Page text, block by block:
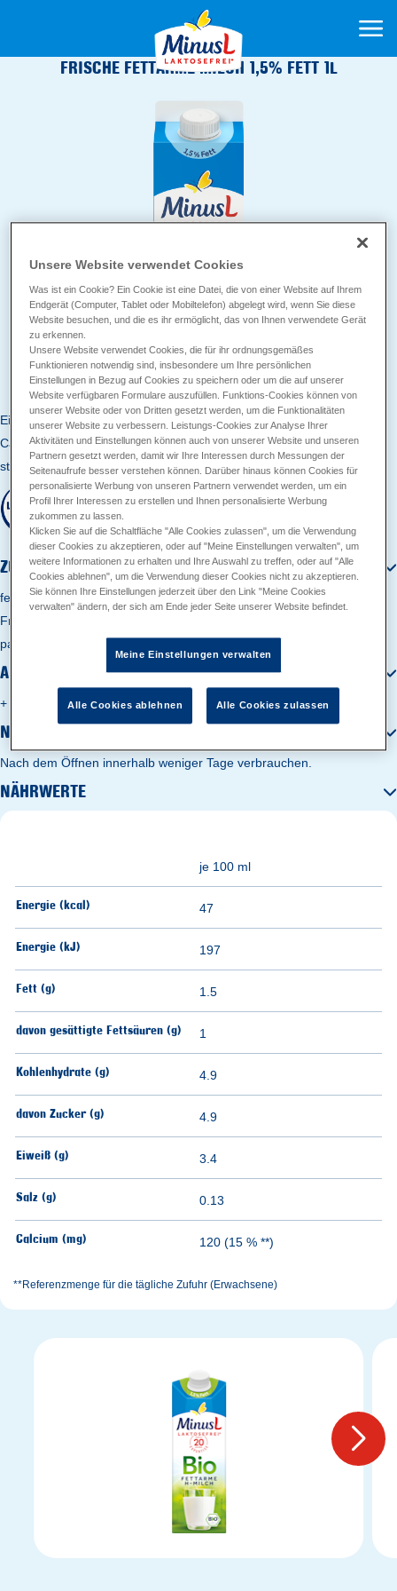
FRISCHE FETTARME MILCH 1,5% FETT 1L
Ein frisches Glas Milch, fürs Müsli oder cremigen Milchschaum im
Cappuccino: Mit der fettarmen, laktosefreien MinusL Frischmilch
startest du perfekt in den Tag.
ZUTATEN
fettarme MILCH, Laktase
Frische laktosefreie* fettarme MILCH, 1,5 % Fett, länger haltbar,
pasteurisiert (hocherhitzt), homogenisiert, * Laktose < 0,1 g / 100 g
AUFBEWAHRUNGSANWEISUNG
+ 2 °C bis + 8 °C
NUTZUNGSHINWEISE
Nach dem Öffnen innerhalb weniger Tage verbrauchen.
NÄHRWERTE
je 100 ml
Energie (kcal) 47
Energie (kJ) 197
Fett (g) 1.5
davon gesättigte Fettsäuren (g) 1
Kohlenhydrate (g) 4.9
davon Zucker (g) 4.9
Eiweiß (g) 3.4
Salz (g) 0.13
Calcium (mg) 120 (15 % **)
**Referenzmenge für die tägliche Zufuhr (Erwachsene)
Unsere Website verwendet Cookies
Was ist ein Cookie? Ein Cookie ist eine Datei, die von einer Website auf Ihrem
Endgerät (Computer, Tablet oder Mobiltelefon) abgelegt wird, wenn Sie diese
Website besuchen, und die es ihr ermöglicht, das von Ihnen verwendete Gerät
zu erkennen.
Unsere Website verwendet Cookies, die für ihr ordnungsgemäßes
Funktionieren notwendig sind, insbesondere um Ihre persönlichen
Einstellungen in Bezug auf Cookies zu speichern oder um die auf unserer
Website verfügbaren Formulare auszufüllen. Funktions-Cookies können von
unserer Website oder von Dritten gesetzt werden, um die Funktionalitäten
unserer Website zu verbessern. Leistungs-Cookies zur Analyse Ihrer
Aktivitäten und Einstellungen können auch von unserer Website und unseren
Partnern gesetzt werden, damit wir Ihre Interessen durch Messungen der
Seitenaufrufe besser verstehen können. Darüber hinaus können Cookies für
personalisierte Werbung von unseren Partnern verwendet werden, um ein
Profil Ihrer Interessen zu erstellen und Ihnen personalisierte Werbung
zukommen zu lassen.
Klicken Sie auf die Schaltfläche "Alle Cookies zulassen", um die Verwendung
dieser Cookies zu akzeptieren, oder auf "Meine Einstellungen verwalten", um
weitere Informationen zu erhalten und Ihre Auswahl zu treffen, oder auf "Alle
Cookies ablehnen", um die Verwendung dieser Cookies nicht zu akzeptieren.
Sie können Ihre Einstellungen jederzeit über den Link "Meine Cookies
verwalten" ändern, der sich am Ende jeder Seite unserer Website befindet.
Meine Einstellungen verwalten
Alle Cookies ablehnen Alle Cookies zulassen